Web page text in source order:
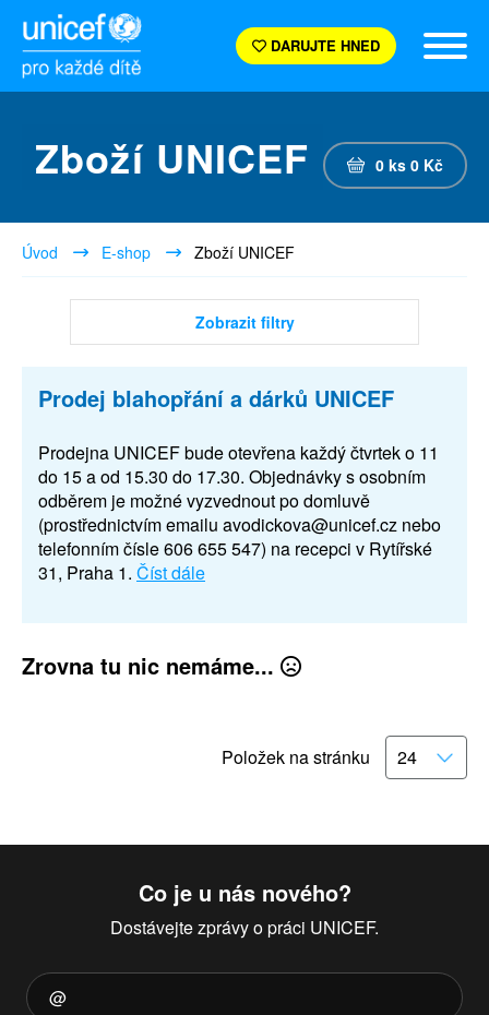
DARUJTE HNED
Zboží UNICEF 0 ks 0 Kč
Úvod E-shop Zboží UNICEF
Zobrazit filtry
Prodej blahopřání a dárků UNICEF
Prodejna UNICEF bude otevřena každý čtvrtek o 11
do 15 a od 15.30 do 17.30. Objednávky s osobním
odběrem je možné vyzvednout po domluvě
(prostřednictvím emailu avodickova@unicef.cz nebo
telefonním čísle 606 655 547) na recepci v Rytířské
31, Praha 1. Číst dále
Zrovna tu nic nemáme...
Položek na stránku
Co je u nás nového?
Dostávejte zprávy o práci UNICEF.